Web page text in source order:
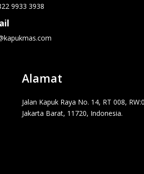
9933 3938
Alamat
Jalan Kapuk Raya No. 14, RT 008,
Jakarta Barat, 11720, Indonesia.